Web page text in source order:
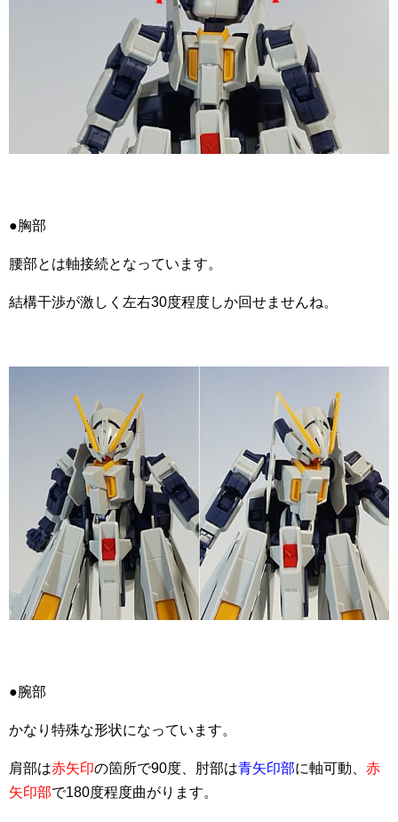
●胸部
腰部とは軸接続となっています。
結構干渉が激しく左右30度程度しか回せませんね。
●腕部
かなり特殊な形状になっています。
肩部は赤矢印の箇所で90度、肘部は青矢印部に軸可動、 赤
矢印部で180度程度曲がります。